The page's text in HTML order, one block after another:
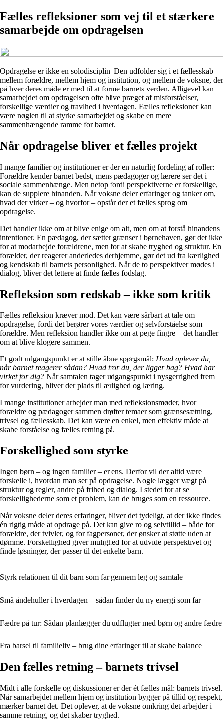
Fælles refleksioner som vej til et stærkere
samarbejde om opdragelsen
Opdragelse er ikke en solodisciplin. Den udfolder sig i et fællesskab –
mellem forældre, mellem hjem og institution, og mellem de voksne, der
på hver deres måde er med til at forme barnets verden. Alligevel kan
samarbejdet om opdragelsen ofte blive præget af misforståelser,
forskellige værdier og travlhed i hverdagen. Fælles refleksioner kan
være nøglen til at styrke samarbejdet og skabe en mere
sammenhængende ramme for barnet.
Når opdragelse bliver et fælles projekt
I mange familier og institutioner er der en naturlig fordeling af roller:
Forældre kender barnet bedst, mens pædagoger og lærere ser det i
sociale sammenhænge. Men netop fordi perspektiverne er forskellige,
kan de supplere hinanden. Når voksne deler erfaringer og tanker om,
hvad der virker – og hvorfor – opstår der et fælles sprog om
opdragelse.
Det handler ikke om at blive enige om alt, men om at forstå hinandens
intentioner. En pædagog, der sætter grænser i børnehaven, gør det ikke
for at modarbejde forældrene, men for at skabe tryghed og struktur. En
forælder, der reagerer anderledes derhjemme, gør det ud fra kærlighed
og kendskab til barnets personlighed. Når de to perspektiver mødes i
dialog, bliver det lettere at finde fælles fodslag.
Refleksion som redskab – ikke som kritik
Fælles refleksion kræver mod. Det kan være sårbart at tale om
opdragelse, fordi det berører vores værdier og selvforståelse som
forældre. Men refleksion handler ikke om at pege fingre – det handler
om at blive klogere sammen.
Et godt udgangspunkt er at stille åbne spørgsmål: Hvad oplever du,
når barnet reagerer sådan? Hvad tror du, der ligger bag? Hvad har
virket for dig? Når samtalen tager udgangspunkt i nysgerrighed frem
for vurdering, bliver der plads til ærlighed og læring.
I mange institutioner arbejder man med refleksionsmøder, hvor
forældre og pædagoger sammen drøfter temaer som grænsesætning,
trivsel og fællesskab. Det kan være en enkel, men effektiv måde at
skabe forståelse og fælles retning på.
Forskellighed som styrke
Ingen børn – og ingen familier – er ens. Derfor vil der altid være
forskelle i, hvordan man ser på opdragelse. Nogle lægger vægt på
struktur og regler, andre på frihed og dialog. I stedet for at se
forskellighederne som et problem, kan de bruges som en ressource.
Når voksne deler deres erfaringer, bliver det tydeligt, at der ikke findes
én rigtig måde at opdrage på. Det kan give ro og selvtillid – både for
forældre, der tvivler, og for fagpersoner, der ønsker at støtte uden at
dømme. Forskellighed giver mulighed for at udvide perspektivet og
finde løsninger, der passer til det enkelte barn.
Styrk relationen til dit barn som far gennem leg og samtale
Små åndehuller i hverdagen – sådan finder du ny energi som far
Fædre på tur: Sådan planlægger du udflugter med børn og andre fædre
Fra barsel til familieliv – brug dine erfaringer til at skabe balance
Den fælles retning – barnets trivsel
Midt i alle forskelle og diskussioner er der ét fælles mål: barnets trivsel.
Når samarbejdet mellem hjem og institution bygger på tillid og respekt,
mærker barnet det. Det oplever, at de voksne omkring det arbejder i
samme retning, og det skaber tryghed.